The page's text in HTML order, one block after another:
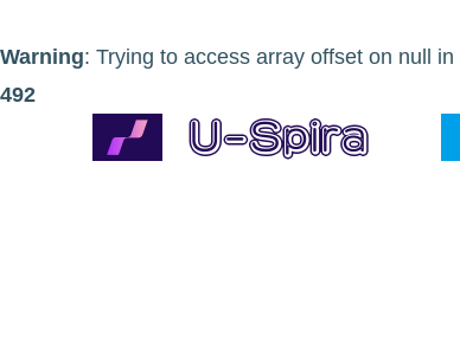
Warning: Trying to access array offset on null in
492